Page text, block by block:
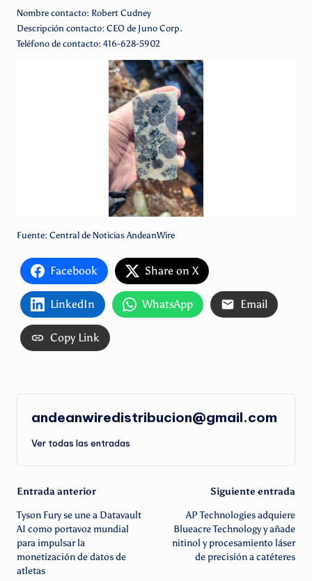
Nombre contacto: Robert Cudney
Descripción contacto: CEO de Juno Corp.
Teléfono de contacto: 416-628-5902
Fuente: Central de Noticias AndeanWire
Facebook Share on X
LinkedIn WhatsApp Email
Copy Link
andeanwiredistribucion@gmail.com
Ver todas las entradas
Navegación
de
entradas
Entrada anterior
Tyson Fury se une a Datavault
AI como portavoz mundial
para impulsar la
monetización de datos de
atletas
Siguiente entrada
AP Technologies adquiere
Blueacre Technology y añade
nitinol y procesamiento láser
de precisión a catéteres